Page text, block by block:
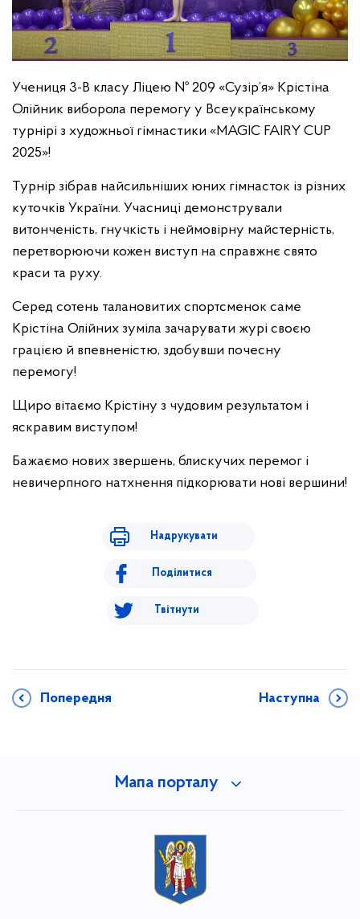
Учениця 3-В класу Ліцею № 209 «Сузір’я» Крістіна
Олійник виборола перемогу у Всеукраїнському
турнірі з художньої гімнастики «MAGIC FAIRY CUP
2025»!
Турнір зібрав найсильніших юних гімнасток із різних
куточків України. Учасниці демонстрували
витонченість, гнучкість і неймовірну майстерність,
перетворюючи кожен виступ на справжнє свято
краси та руху.
Серед сотень талановитих спортсменок саме
Крістіна Олійних зуміла зачарувати журі своєю
грацією й впевненістю, здобувши почесну
перемогу!
Щиро вітаємо Крістіну з чудовим результатом і
яскравим виступом!
Бажаємо нових звершень, блискучих перемог і
невичерпного натхнення підкорювати нові вершини!
Надрукувати
Поділитися
Твітнути
Попередня Наступна
Мапа порталу